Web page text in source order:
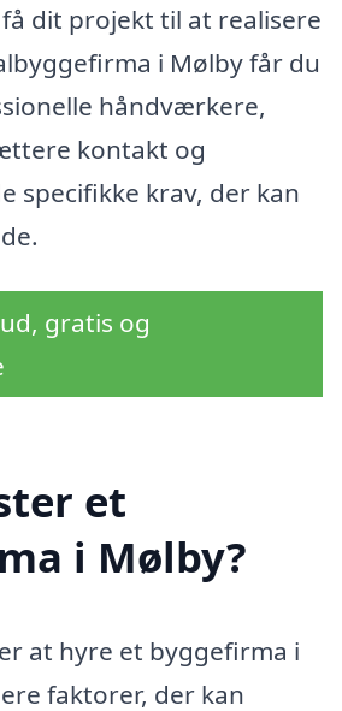
dit projekt til at realisere
i Mølby får du
håndværkere,
kontakt og
specifikke krav, der kan
gratis og
et
i Mølby?
at hyre et byggefirma i
faktorer, der kan